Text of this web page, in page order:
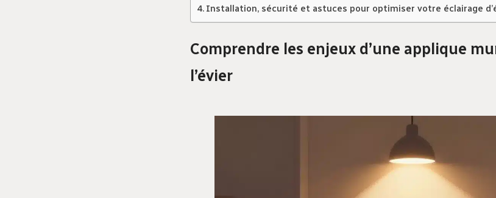
Installation, sécurité et astuces pour optimiser votre éclairage
Comprendre les enjeux d’une applique
l’évier